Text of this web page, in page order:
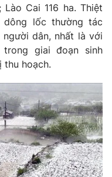
không có sự chấp
khi phát hành lại
Cai 116 ha. Thiệt
dông lốc thường tác
dân, nhất là với
giai đoạn sinh
thu hoạch.